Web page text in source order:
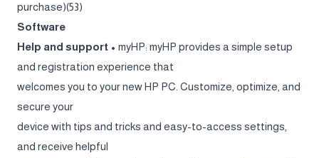
purchase)(53)
Software
Help and support • myHP: myHP provides a simple setup
and registration experience that
welcomes you to your new HP PC. Customize, optimize, and
secure your
device with tips and tricks and easy-to-access settings,
and receive helpful